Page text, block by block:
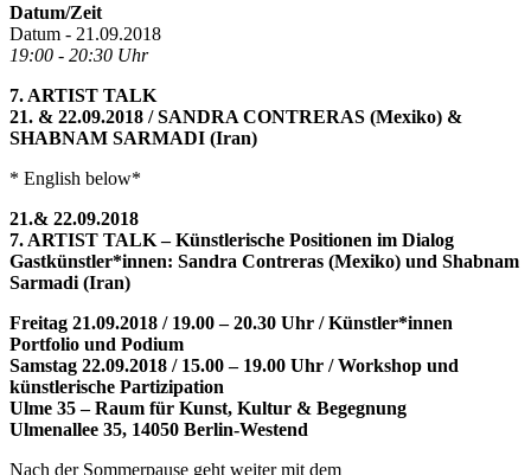
Datum/Zeit
Datum - 21.09.2018
19:00 - 20:30 Uhr
7. ARTIST TALK
21. & 22.09.2018 / SANDRA CONTRERAS (Mexiko) &
SHABNAM SARMADI (Iran)
* English below*
21.& 22.09.2018
7. ARTIST TALK – Künstlerische Positionen im Dialog
Gastkünstler*innen: Sandra Contreras (Mexiko) und Shabnam
Sarmadi (Iran)
Freitag 21.09.2018 / 19.00 – 20.30 Uhr / Künstler*innen
Portfolio und Podium
Samstag 22.09.2018 / 15.00 – 19.00 Uhr / Workshop und
künstlerische Partizipation
Ulme 35 – Raum für Kunst, Kultur & Begegnung
Ulmenallee 35, 14050 Berlin-Westend
Nach der Sommerpause geht weiter mit dem